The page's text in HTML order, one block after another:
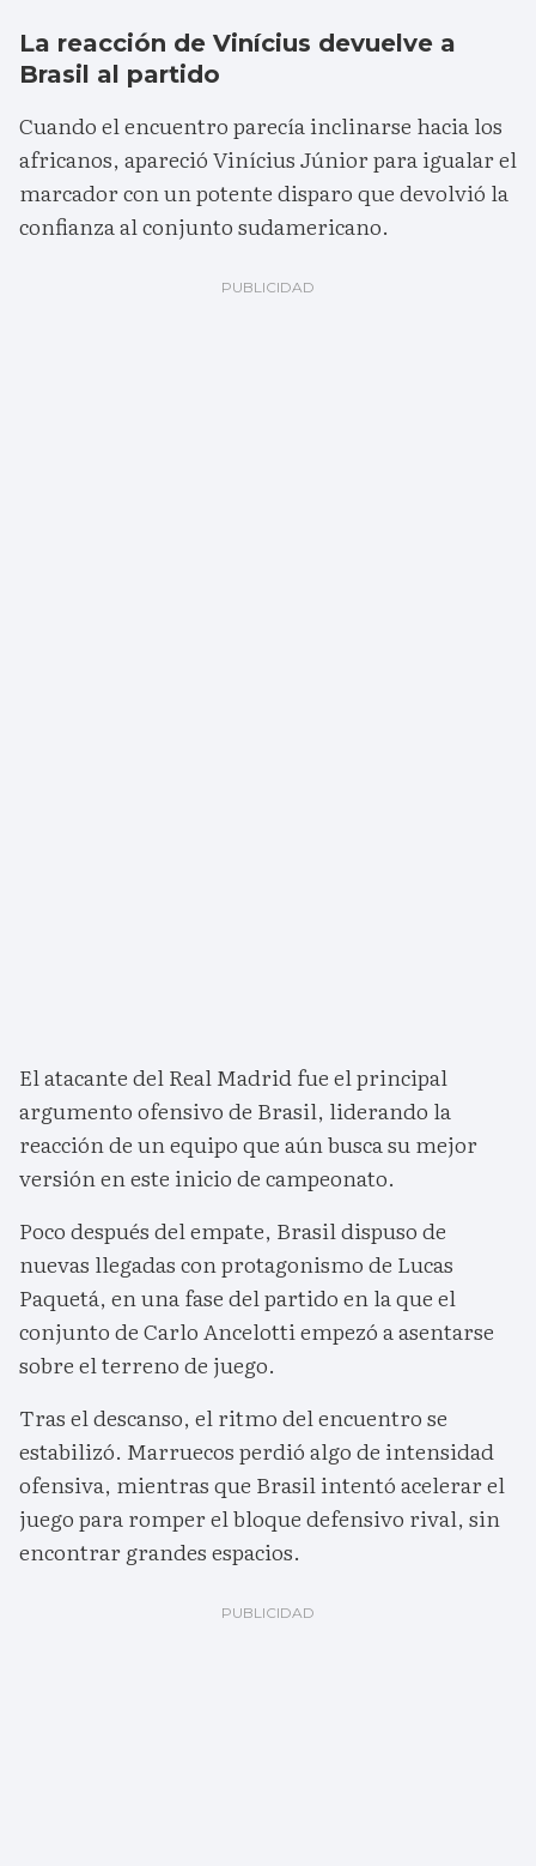
La reacción de Vinícius devuelve a
Brasil al partido
Cuando el encuentro parecía inclinarse hacia los
africanos, apareció Vinícius Júnior para igualar el
marcador con un potente disparo que devolvió la
confianza al conjunto sudamericano.
El atacante del Real Madrid fue el principal
argumento ofensivo de Brasil, liderando la
reacción de un equipo que aún busca su mejor
versión en este inicio de campeonato.
Poco después del empate, Brasil dispuso de
nuevas llegadas con protagonismo de Lucas
Paquetá, en una fase del partido en la que el
conjunto de Carlo Ancelotti empezó a asentarse
sobre el terreno de juego.
Tras el descanso, el ritmo del encuentro se
estabilizó. Marruecos perdió algo de intensidad
ofensiva, mientras que Brasil intentó acelerar el
juego para romper el bloque defensivo rival, sin
encontrar grandes espacios.